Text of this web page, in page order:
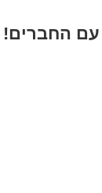
החברים!